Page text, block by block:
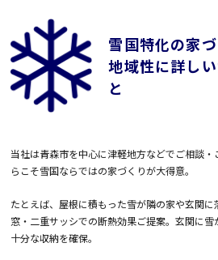
雪国特化の家
地域性に詳し
と
当社は青森市を中心に津軽地方などでご相談
らこそ雪国ならではの家づくりが大得意。
たとえば、屋根に積もった雪が隣の家や玄関
窓・二重サッシでの断熱効果ご提案。玄関に雪
十分な収納を確保。